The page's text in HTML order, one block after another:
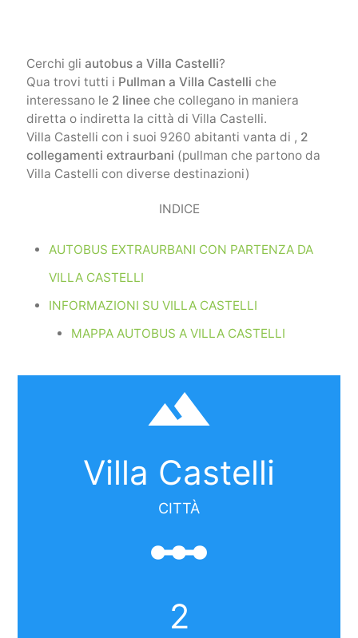
Cerchi gli autobus a Villa Castelli?
Qua trovi tutti i Pullman a Villa Castelli che
interessano le 2 lineeche collegano in maniera
diretta o indiretta la città di Villa Castelli.
Villa Castelli con i suoi 9260 abitanti vanta di , 2
collegamenti extraurbani (pullman che partono da
Villa Castelli con diverse destinazioni)
INDICE
AUTOBUS EXTRAURBANI CON PARTENZA DA
VILLA CASTELLI
INFORMAZIONI SU VILLA CASTELLI
MAPPA AUTOBUS A VILLA CASTELLI
filter_hdr
Villa Castelli
CITTÀ
linear_scale
2